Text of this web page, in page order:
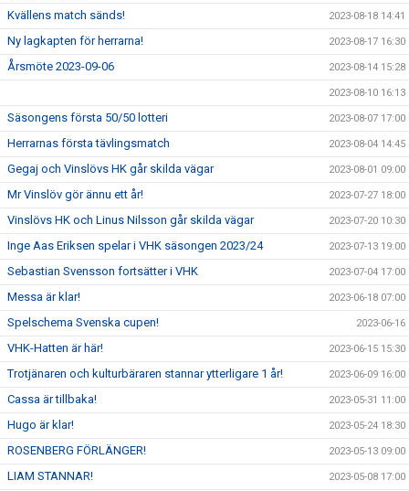
Kvällens match sänds! 2023-08-18 14:41
Ny lagkapten för herrarna! 2023-08-17 16:30
Årsmöte 2023-09-06 2023-08-14 15:28
2023-08-10 16:13
Säsongens första 50/50 lotteri 2023-08-07 17:00
Herrarnas första tävlingsmatch 2023-08-04 14:45
Gegaj och Vinslövs HK går skilda vägar 2023-08-01 09:00
Mr Vinslöv gör ännu ett år! 2023-07-27 18:00
Vinslövs HK och Linus Nilsson går skilda vägar 2023-07-20 10:30
Inge Aas Eriksen spelar i VHK säsongen 2023/24 2023-07-13 19:00
Sebastian Svensson fortsätter i VHK 2023-07-04 17:00
Messa är klar! 2023-06-18 07:00
Spelschema Svenska cupen! 2023-06-16
VHK-Hatten är här! 2023-06-15 15:30
Trotjänaren och kulturbäraren stannar ytterligare 1 år! 2023-06-09 16:00
Cassa är tillbaka! 2023-05-31 11:00
Hugo är klar! 2023-05-24 18:30
ROSENBERG FÖRLÄNGER! 2023-05-13 09:00
LIAM STANNAR! 2023-05-08 17:00